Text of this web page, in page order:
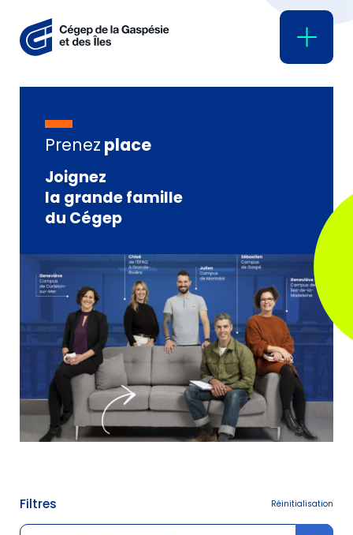
Prenez place
Joignez
la grande famille
du Cégep
Filtres Réinitialisation